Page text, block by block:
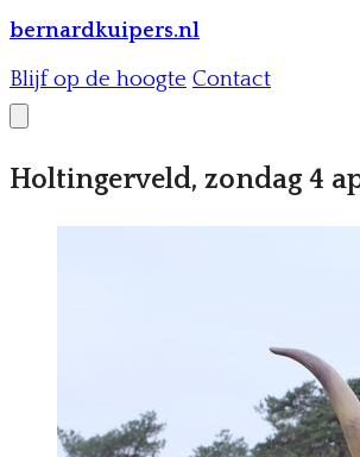
bernardkuipers.nl
Blijf op de hoogte Contact
Holtingerveld, zondag 4